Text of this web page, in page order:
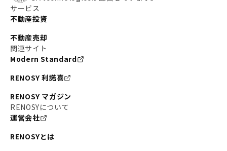
サービス
不動産投資
不動産売却
関連サイト
Modern Standard
RENOSY 利諾喜
RENOSY マガジン
RENOSYについて
運営会社
RENOSYとは